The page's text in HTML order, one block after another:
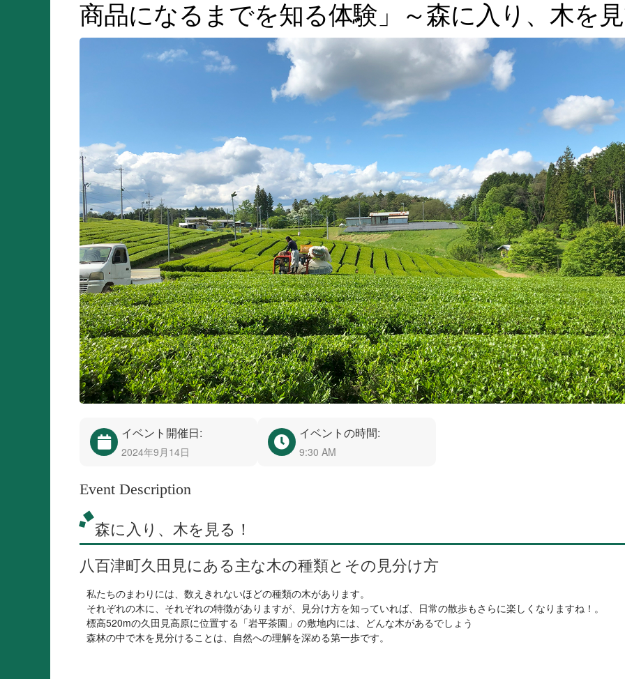
商品になるまでを知る体験」～森に入り、木を
イベント開催日:
2024年9月14日
イベントの時間:
9:30 AM
Event Description
森に入り、木を見る！
八百津町久田見にある主な木の種類とその見分け方
私たちのまわりには、数えきれないほどの種類の木があります。
それぞれの木に、それぞれの特徴がありますが、見分け方を知っていれば、日常の散歩もさらに楽しくなりますね！。
標高520mの久田見高原に位置する「岩平茶園」の敷地内には、どんな木があるでしょう
森林の中で木を見分けることは、自然への理解を深める第一歩です。